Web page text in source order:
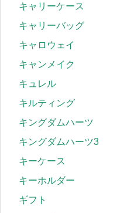
キャリーケース
キャリーバッグ
キャロウェイ
キャンメイク
キュレル
キルティング
キングダムハーツ
キングダムハーツ3
キーケース
キーホルダー
ギフト